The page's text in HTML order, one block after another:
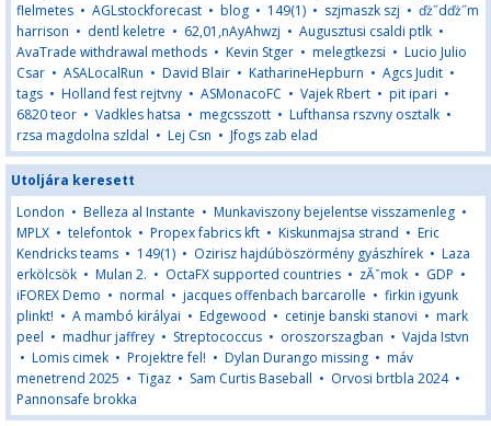
flelmetes • AGLstockforecast • blog • 149(1) • szjmaszk szj • ďż˝dďż˝m
harrison • dentl keletre • 62,01,nAyAhwzj • Augusztusi csaldi ptlk •
AvaTrade withdrawal methods • Kevin Stger • melegtkezsi • Lucio Julio
Csar • ASALocalRun • David Blair • KatharineHepburn • Agcs Judit •
tags • Holland fest rejtvny • ASMonacoFC • Vajek Rbert • pit ipari •
6820 teor • Vadkles hatsa • megcsszott • Lufthansa rszvny osztalk •
rzsa magdolna szldal • Lej Csn • Jfogs zab elad
Utoljára keresett
London • Belleza al Instante • Munkaviszony bejelentse visszamenleg •
MPLX • telefontok • Propex fabrics kft • Kiskunmajsa strand • Eric
Kendricks teams • 149(1) • Ozirisz hajdúböszörmény gyászhírek • Laza
erkölcsök • Mulan 2. • OctaFX supported countries • zĂˇmok • GDP •
iFOREX Demo • normal • jacques offenbach barcarolle • firkin igyunk
plinkt! • A mambó királyai • Edgewood • cetinje banski stanovi • mark
peel • madhur jaffrey • Streptococcus • oroszorszagban • Vajda Istvn
• Lomis cimek • Projektre fel! • Dylan Durango missing • máv
menetrend 2025 • Tigaz • Sam Curtis Baseball • Orvosi brtbla 2024•
Pannonsafe brokka